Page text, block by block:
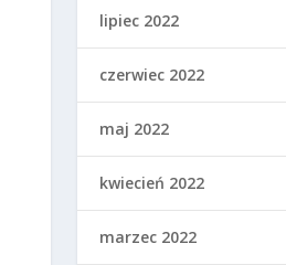
lipiec 2022
czerwiec 2022
maj 2022
kwiecień 2022
marzec 2022